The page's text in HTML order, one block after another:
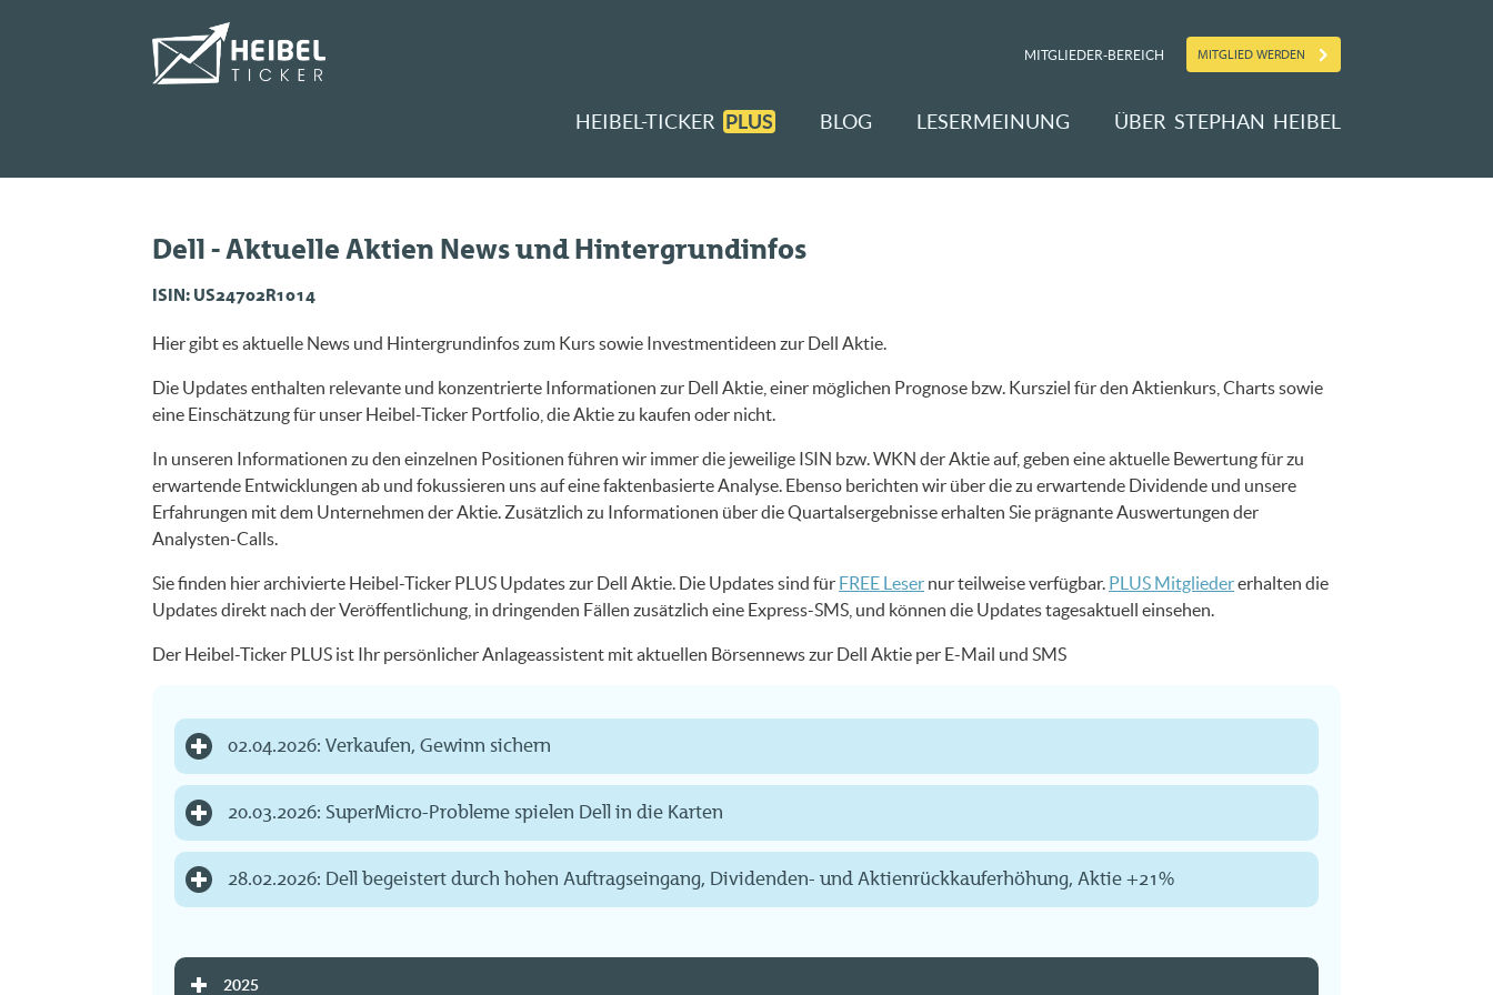
MITGLIEDER-BEREICH MITGLIED WERDEN
HEIBEL-TICKER PLUS BLOG LESERMEINUNG ÜBER STEPHAN HEIBEL
Dell - Aktuelle Aktien News und Hintergrundinfos
ISIN: US24702R1014
Hier gibt es aktuelle News und Hintergrundinfos zum Kurs sowie Investmentideen zur Dell Aktie.
Die Updates enthalten relevante und konzentrierte Informationen zur Dell Aktie, einer möglichen Prognose bzw. Kursziel für den Aktienkurs, Charts sowie
eine Einschätzung für unser Heibel-Ticker Portfolio, die Aktie zu kaufen oder nicht.
In unseren Informationen zu den einzelnen Positionen führen wir immer die jeweilige ISIN bzw. WKN der Aktie auf, geben eine aktuelle Bewertung für zu
erwartende Entwicklungen ab und fokussieren uns auf eine faktenbasierte Analyse. Ebenso berichten wir über die zu erwartende Dividende und unsere
Erfahrungen mit dem Unternehmen der Aktie. Zusätzlich zu Informationen über die Quartalsergebnisse erhalten Sie prägnante Auswertungen der
Analysten-Calls.
Sie finden hier archivierte Heibel-Ticker PLUS Updates zur Dell Aktie. Die Updates sind für FREE Leser nur teilweise verfügbar. PLUS Mitgliedererhalten die
Updates direkt nach der Veröffentlichung, in dringenden Fällen zusätzlich eine Express-SMS, und können die Updates tagesaktuell einsehen.
Der Heibel-Ticker PLUS ist Ihr persönlicher Anlageassistent mit aktuellen Börsennews zur Dell Aktie per E-Mail und SMS
02.04.2026: Verkaufen, Gewinn sichern
20.03.2026: SuperMicro-Probleme spielen Dell in die Karten
28.02.2026: Dell begeistert durch hohen Auftragseingang, Dividenden- und Aktienrückkauferhöhung, Aktie +21%
2025